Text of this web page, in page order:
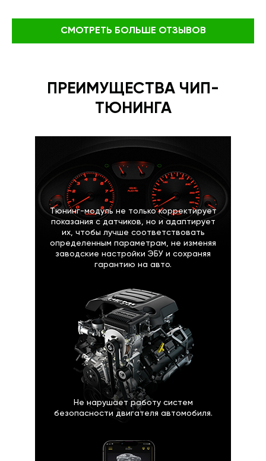
СМОТРЕТЬ БОЛЬШЕ ОТЗЫВОВ
ПРЕИМУЩЕСТВА ЧИП-
ТЮНИНГА
Тюнинг-модуль не только корректирует
показания с датчиков, но и адаптирует
их, чтобы лучше соответствовать
определенным параметрам, не изменяя
заводские настройки ЭБУ и сохраняя
гарантию на авто.
Не нарушает работу систем
безопасности двигателя автомобиля.